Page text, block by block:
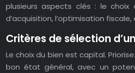
plusieurs aspects clés : le choix
d’acquisition, l’optimisation
Critères de sélection
Le choix du bien est capital.
bon état général, avec un